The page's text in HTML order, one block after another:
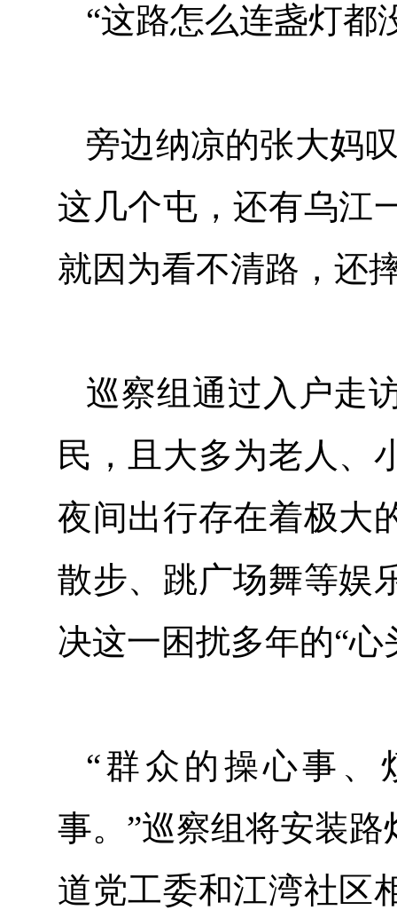
“这路怎么连盏灯都
旁边纳凉的张大妈
这几个屯，还有乌江
就因为看不清路，还
巡察组通过入户走
民，且大多为老人、
夜间出行存在着极大
散步、跳广场舞等娱
决这一困扰多年的“心
“群众的操心事、
事。”巡察组将安装
道党工委和江湾社区